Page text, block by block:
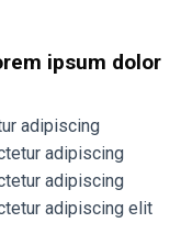
ipsum dolor
adipiscing
adipiscing
adipiscing
adipiscing elit